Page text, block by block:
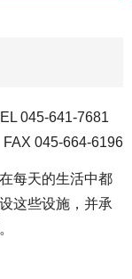
045-641-7681
FAX 045-664-6196
每天的生活中都
这些设施，并承